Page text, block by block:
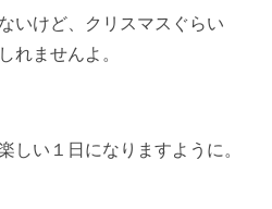
いけど、クリスマスぐらい
れませんよ。
しい１日になりますように。